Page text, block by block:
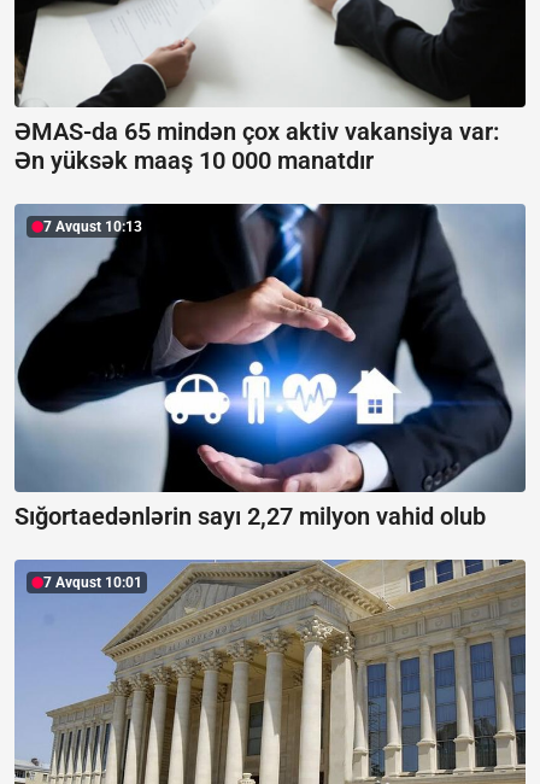
ƏMAS-da 65 mindən çox aktiv vakansiya var:
Ən yüksək maaş 10 000 manatdır
7 Avqust 10:13
Sığortaedənlərin sayı 2,27 milyon vahid olub
7 Avqust 10:01